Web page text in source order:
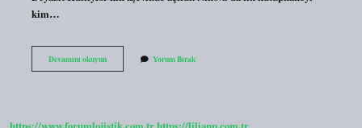
kim…
Devamını okuyunIlk
Saray
Açılmıştır
Yorum Bırak